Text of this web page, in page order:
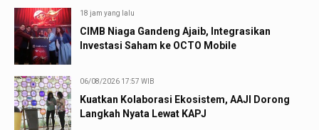
18 jam yang lalu
CIMB Niaga Gandeng Ajaib, Integrasikan
Investasi Saham ke OCTO Mobile
06/08/2026 17:57 WIB
Kuatkan Kolaborasi Ekosistem, AAJI Dorong
Langkah Nyata Lewat KAPJ